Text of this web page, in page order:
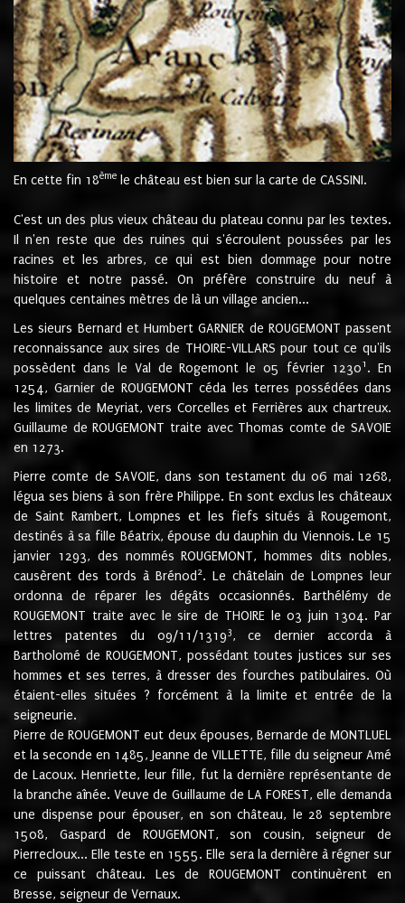
En cette fin 18ème le château est bien sur la carte de CASSINI.
C'est un des plus vieux château du plateau connu par les textes.
Il n'en reste que des ruines qui s'écroulent poussées par les
racines et les arbres, ce qui est bien dommage pour notre
histoire et notre passé. On préfère construire du neuf à
quelques centaines mètres de là un village ancien...
Les sieurs Bernard et Humbert GARNIER de ROUGEMONT passent
reconnaissance aux sires de THOIRE-VILLARS pour tout ce qu'ils
possèdent dans le Val de Rogemont le 05 février 12301 . En
1254, Garnier de ROUGEMONT céda les terres possédées dans
les limites de Meyriat, vers Corcelles et Ferrières aux chartreux.
Guillaume de ROUGEMONT traite avec Thomas comte de SAVOIE
en 1273.
Pierre comte de SAVOIE, dans son testament du 06 mai 1268,
légua ses biens à son frère Philippe. En sont exclus les châteaux
de Saint Rambert, Lompnes et les fiefs situés à Rougemont,
destinés à sa fille Béatrix, épouse du dauphin du Viennois. Le 15
janvier 1293, des nommés ROUGEMONT, hommes dits nobles,
causèrent des tords à Brénod 2. Le châtelain de Lompnes leur
ordonna de réparer les dégâts occasionnés. Barthélémy de
ROUGEMONT traite avec le sire de THOIRE le 03 juin 1304. Par
lettres patentes du 09/11/13193, ce dernier accorda à
Bartholomé de ROUGEMONT, possédant toutes justices sur ses
hommes et ses terres, à dresser des fourches patibulaires. Où
étaient-elles situées ? forcément à la limite et entrée de la
seigneurie.
Pierre de ROUGEMONT eut deux épouses, Bernarde de MONTLUEL
et la seconde en 1485, Jeanne de VILLETTE, fille du seigneur Amé
de Lacoux. Henriette, leur fille, fut la dernière représentante de
la branche aînée. Veuve de Guillaume de LA FOREST, elle demanda
une dispense pour épouser, en son château, le 28 septembre
1508, Gaspard de ROUGEMONT, son cousin, seigneur de
Pierrecloux... Elle teste en 1555. Elle sera la dernière à régner sur
ce puissant château. Les de ROUGEMONT continuèrent en
Bresse, seigneur de Vernaux.